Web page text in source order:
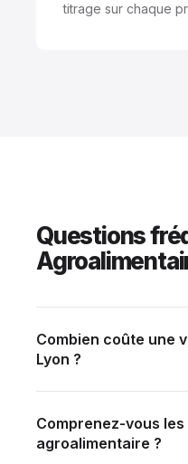
titrage sur chaque
Questions
Combien coûte une
Lyon ?
sous 24h sur brief.
Comprenez-vous
agroalimentaire ?